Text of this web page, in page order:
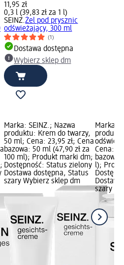
11,95 zł
0,3 l (39,83 zł za 1 l)
SEINZ.Żel pod prysznic
odświeżający, 300 ml
(1)
Dostawa dostępna
Wybierz sklep dm
Marka: SEINZ.; Nazwa
produktu: Krem do twarzy,
50 ml; Cena: 23,95 zł; Cena
bazowa: 50 ml (47,90 zł za
100 ml); Produkt marki dm;
Dostępność: Status zielony
Dostawa dostępna, Status
szary Wybierz sklep dm
Marka:
Cena:
bazowa:
l);
szary